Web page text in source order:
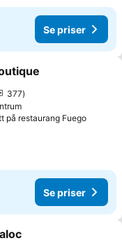
Se priser
Mina Favoriter
377
på restaurang FuegoSe
Se priser
Mina Favoriter